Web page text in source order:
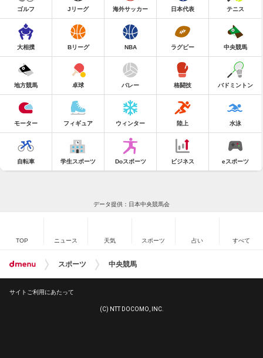
ゴルフ Jリーグ 海外サッカー 日本代表 テニス
大相撲 Bリーグ NBA ラグビー 中央競馬
地方競馬 卓球 バレー 格闘技 バドミントン
モーター フィギュア ウィンター 陸上 水泳
自転車 学生スポーツ Doスポーツ ビジネス eスポーツ
データ提供：日本中央競馬会
TOP ニュース 天気 スポーツ 占い すべて
スポーツ 中央競馬
サイトご利用にあたって
(C) NTT DOCOMO, INC.